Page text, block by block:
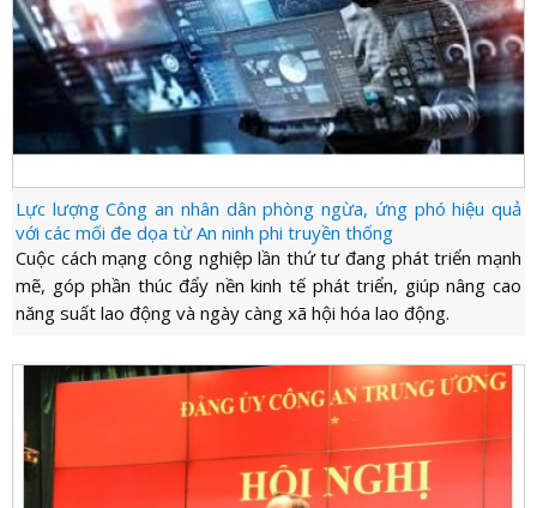
Lực lượng Công an nhân dân phòng ngừa, ứng phó hiệu quả
với các mối đe dọa từ An ninh phi truyền thống
Cuộc cách mạng công nghiệp lần thứ tư đang phát triển mạnh
mẽ, góp phần thúc đẩy nền kinh tế phát triển, giúp nâng cao
năng suất lao động và ngày càng xã hội hóa lao động.